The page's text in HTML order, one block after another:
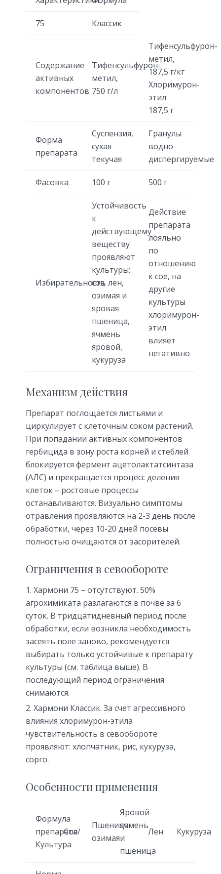
75 Классик
Содержание
активных
компонентов
Тифенсульфурон-
метил,
750 г/л
Тифенсульфурон-
метил,
187,5 г/кг
Хлоримурон-
этил
187,5 г
Форма
препарата
Суспензия,
сухая
текучая
Гранулы
водно-
диспергируемые
Фасовка 100 г 500 г
Избирательность
Устойчивость
к
действующему
веществу
проявляют
культуры:
соя, лен,
озимая и
яровая
пшеница,
ячмень
яровой,
кукуруза
Действие
препарата
лояльно
по
отношению
к сое, на
другие
культуры
хлоримурон-
этил
влияет
негативно
Механизм действия
Препарат поглощается листьями и
циркулирует с клеточным соком растений.
При попадании активных компонентов
гербицида в зону роста корней и стеблей
блокируется фермент ацетолактатсинтаза
(АЛС) и прекращается процесс деления
клеток – ростовые процессы
останавливаются. Визуально симптомы
отравления проявляются на 2-3 день после
обработки, через 10-20 дней посевы
полностью очищаются от засорителей.
Ограничения в севообороте
Хармони 75 – отсутствуют. 50%
агрохимиката разлагаются в почве за 6
суток. В тридцатидневный период после
обработки, если возникла необходимость
засеять поле заново, рекомендуется
выбирать только устойчивые к препарату
культуры (см. таблица выше). В
последующий период ограничения
снимаются.
Хармони Классик. За счет агрессивного
влияния хлоримурон-этила
чувствительность в севообороте
проявляют: хлопчатник, рис, кукуруза,
сорго.
Особенности применения
Формула
препарата/
Культура
Соя
Пшеница
озимая
Яровой
ячмень
и
пшеница
Лен Кукуруза